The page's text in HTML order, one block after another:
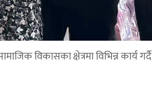
विकासका क्षेत्रमा विभिन्न कार्य गर्दै